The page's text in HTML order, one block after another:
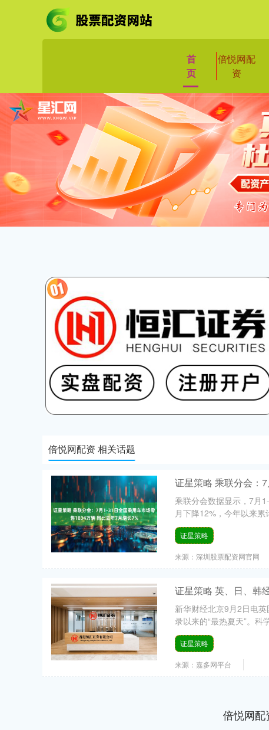
首
页
倍悦网配
资
倍悦网配资 相关话题
证星策略 乘联分会：
乘联分会数据显示，7月
月下降12%，今年以来
证星策略
来源：深圳股票配资网官网
证星策略 英、日、韩
新华财经北京9月2日电
录以来的“最热夏天”。
证星策略
来源：嘉多网平台
倍悦网配